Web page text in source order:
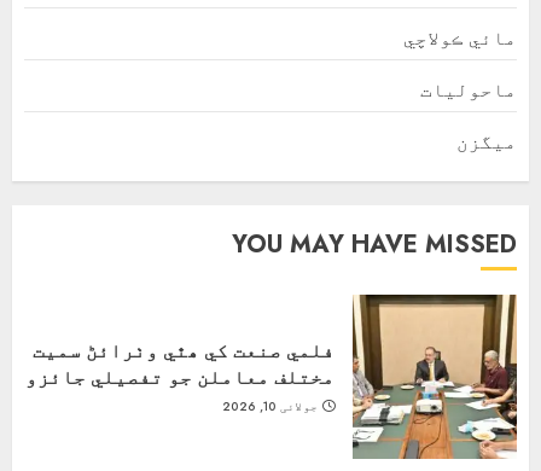
مائي ڪولاچي
ماحولیات
ميگزن
YOU MAY HAVE MISSED
فلمي صنعت کي ھٿي وٺرائڻ سميت
مختلف معاملن جو تفصيلي جائزو
جولائی 10, 2026